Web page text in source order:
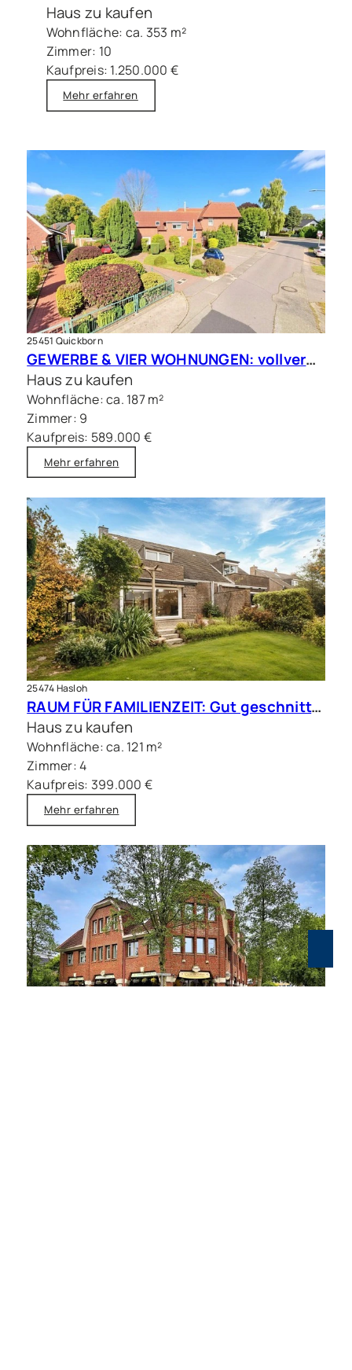
Haus zu kaufen
Wohnfläche: ca. 353 m²
Zimmer: 10
Kaufpreis: 1.250.000 €
Mehr erfahren
25451 Quickborn
GEWERBE & VIER WOHNUNGEN: vollvermietete Kapitalanlage in Quickborn
Haus zu kaufen
Wohnfläche: ca. 187 m²
Zimmer: 9
Kaufpreis: 589.000 €
Mehr erfahren
25474 Hasloh
RAUM FÜR FAMILIENZEIT: Gut geschnittene Doppelhaushälfte mit Sauna
Haus zu kaufen
Wohnfläche: ca. 121 m²
Zimmer: 4
Kaufpreis: 399.000 €
Mehr erfahren